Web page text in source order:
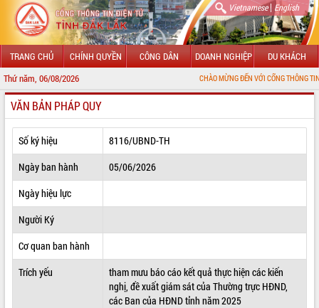
Vietnamese| English
TRANG CHỦ CHÍNH QUYỀN CÔNG DÂN DOANH NGHIỆP DU KHÁCH
Thứ năm, 06/08/2026 CHÀO MỪNG ĐẾN VỚI CỔNG THÔNG TIN ĐIỆN
GIỚI THIỆU
LÃNH ĐẠO UBND TỈNH
TIN TỨC SỰ KIỆN
SỞ, BAN, NGÀNH
UBND CÁC XÃ, PHƯỜNG
THÔNG TIN CHỈ ĐẠO ĐIỀU HÀNH
HỆ THỐNG VĂN BẢN
VĂN BẢN PHÁP QUY
Số ký hiệu
8116/UBND-TH
Ngày ban hành
05/06/2026
Ngày hiệu lực
Người Ký
Cơ quan ban hành
Trích yếu
tham mưu báo cáo kết quả thực hiện các kiến
nghị, đề xuất giám sát của Thường trực HĐND,
các Ban của HĐND tỉnh năm 2025